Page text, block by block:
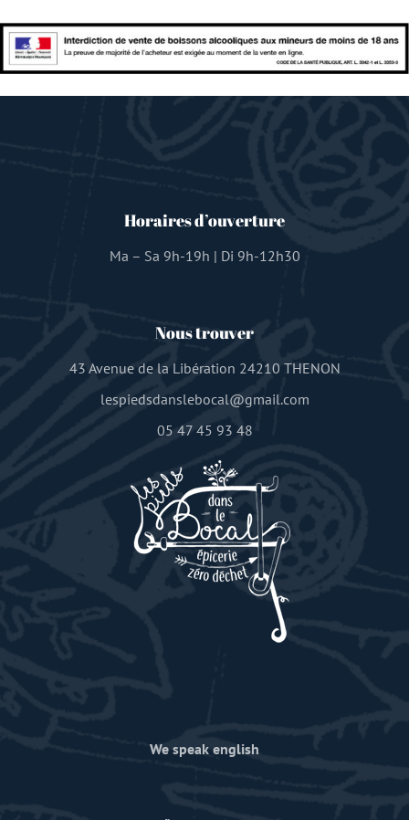
Horaires d’ouverture
Ma – Sa 9h-19h | Di 9h-12h30
Nous trouver
43 Avenue de la Libération 24210 THENON
lespiedsdanslebocal@gmail.com
05 47 45 93 48
We speak english